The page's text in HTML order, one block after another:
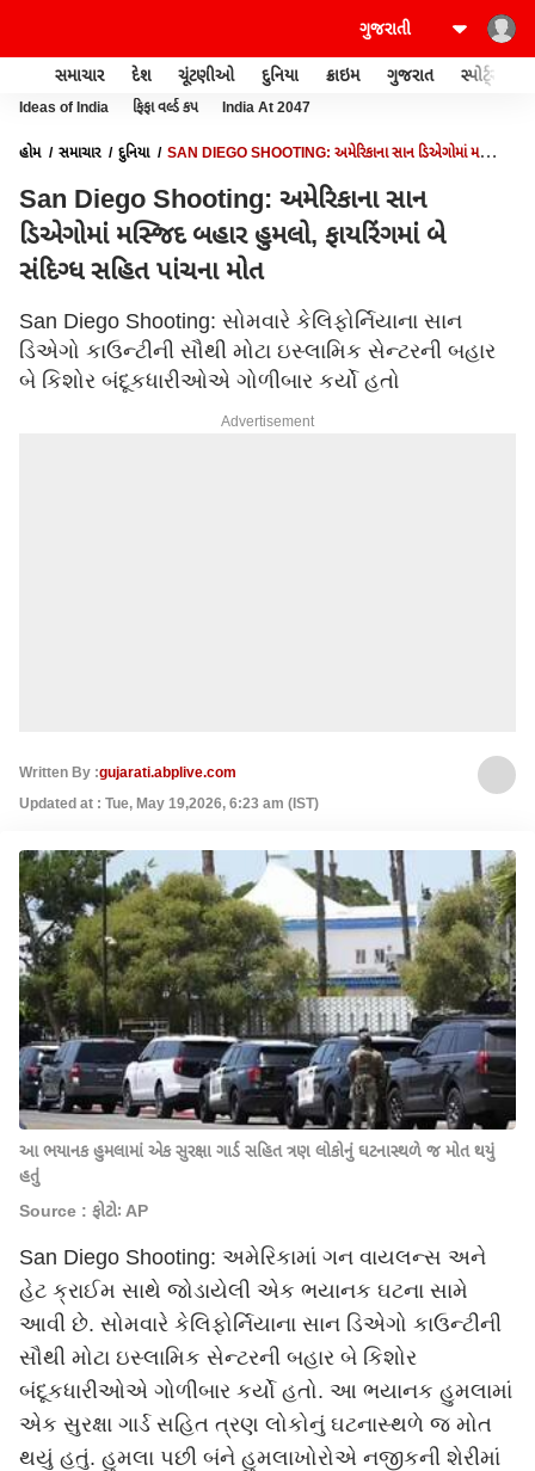
સમાચાર દેશ ચૂંટણીઓ દુનિયા ક્રાઇમ ગુજરાત સ્પોર્ટ્સ
Ideas of India ફિફા વર્લ્ડ કપ India At 2047
હોમ સમાચાર દુનિયા
SAN DIEGO SHOOTING: અમેરિકાના સાન ડિએગોમાં મસ્જિદ
San Diego Shooting: અમેરિકાના સાન
ડિએગોમાં મસ્જિદ બહાર હુમલો, ફાયરિંગમાં બે
સંદિગ્ધ સહિત પાંચના મોત
San Diego Shooting: સોમવારે કેલિફોર્નિયાના સાન
ડિએગો કાઉન્ટીની સૌથી મોટા ઇસ્લામિક સેન્ટરની બહાર
બે કિશોર બંદૂકધારીઓએ ગોળીબાર કર્યો હતો
Advertisement
Written By :gujarati.abplive.com
Updated at : Tue, May 19,2026, 6:23 am (IST)
આ ભયાનક હુમલામાં એક સુરક્ષા ગાર્ડ સહિત ત્રણ લોકોનું ઘટનાસ્થળે જ મોત થયું
હતું
Source : ફોટોઃ AP
San Diego Shooting: અમેરિકામાં ગન વાયલન્સ અને
હેટ ક્રાઈમ સાથે જોડાયેલી એક ભયાનક ઘટના સામે
આવી છે. સોમવારે કેલિફોર્નિયાના સાન ડિએગો કાઉન્ટીની
સૌથી મોટા ઇસ્લામિક સેન્ટરની બહાર બે કિશોર
બંદૂકધારીઓએ ગોળીબાર કર્યો હતો. આ ભયાનક હુમલામાં
એક સુરક્ષા ગાર્ડ સહિત ત્રણ લોકોનું ઘટનાસ્થળે જ મોત
થયું હતું. હુમલા પછી બંને હુમલાખોરોએ નજીકની શેરીમાં